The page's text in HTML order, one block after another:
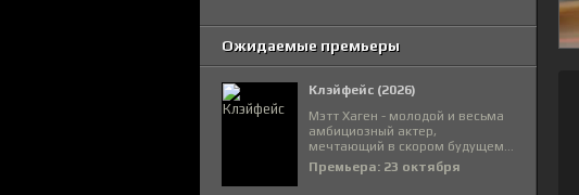
Ожидаемые премьеры
Клэйфейс (2026)
Мэтт Хаген - молодой и весьма
амбициозный актер,
мечтающий в скором будущем...
Премьера: 23 октября